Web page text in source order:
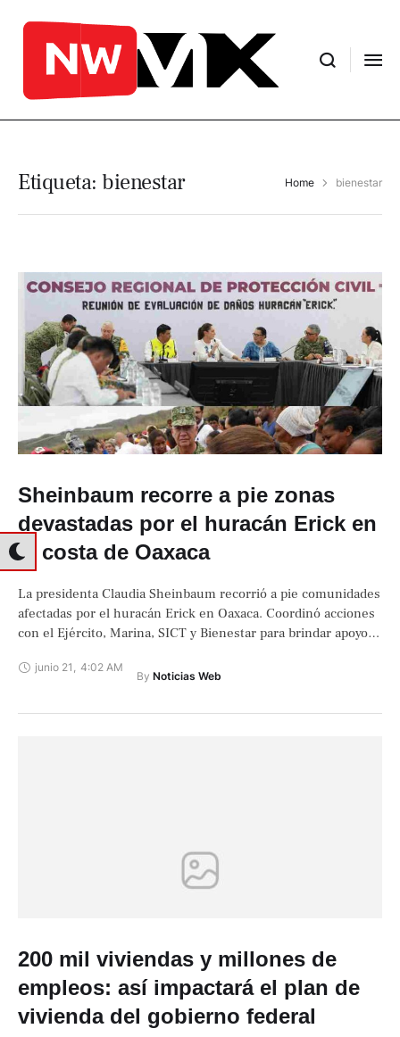
Etiqueta: bienestar Home bienestar
Sheinbaum recorre a pie zonas
devastadas por el huracán Erick en
la costa de Oaxaca
La presidenta Claudia Sheinbaum recorrió a pie comunidades
afectadas por el huracán Erick en Oaxaca. Coordinó acciones
con el Ejército, Marina, SICT y Bienestar para brindar apoyos
junio 21 , 4:02 AM
By Noticias Web
200 mil viviendas y millones de
empleos: así impactará el plan de
vivienda del gobierno federal